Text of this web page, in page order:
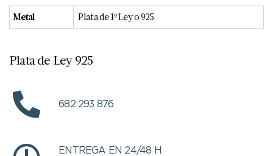
Metal Plata de 1º Ley o 925
Plata de Ley 925
682 293 876
ENTREGA EN 24/48 H